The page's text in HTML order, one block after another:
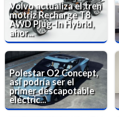
Volvo actualiza el tren
motriz Recharge T8
AWD Plug-In Hybrid,
ahor...
Polestar O2 Concept,
así podría ser el
primer descapotable
eléctric...